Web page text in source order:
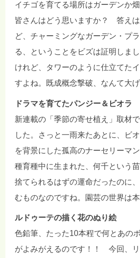
イチゴを育てる場所はガーデンか
皆さんはどう思いますか？ 答え
ど、チャーミングなガーデン・プ
る、ということをビズは証明しま
けれど、タワーのように仕立てた
すよね。既成概念撃破、なんて大げ
ドラマを育てたパンジー＆ビオラ
新連載の「季節の寄せ植え」取材
した。さっと一雨来たあとに、ビ
を背景にした孤高のナーセリーマ
種育種中に生まれた、何千という
捨てられるはずの運命だったのに
むものなのですね。園芸の世界は本
ルドゥーテの描く花のぬり絵
色鉛筆、たった10本程で何とあの
がよみがえるのです！！ 今回、